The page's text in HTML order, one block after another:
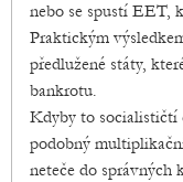
nebo se spustí EET,
Praktickým
předlužené státy,
bankrotu.
Kdyby to socialističtí
podobný
neteče do správných